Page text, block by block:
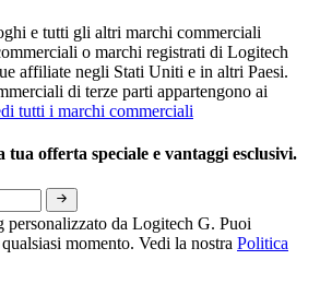
e tutti gli altri marchi commerciali
o marchi registrati di Logitech
affiliate negli Stati Uniti e in altri Paesi.
di terze parti appartengono ai
tutti i marchi commerciali
offerta speciale e vantaggi esclusivi.
personalizzato da Logitech G. Puoi
momento. Vedi la nostra Politica